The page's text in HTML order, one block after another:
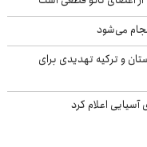
می‌شود
و ترکیه تهدیدی برای
اعلام کرد